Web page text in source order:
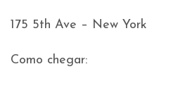
175 5th Ave – New York
Como chegar: